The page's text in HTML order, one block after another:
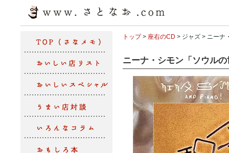
トップ> 座右のCD > ジャズ > ニーナ
ニーナ・シモン「ソウル